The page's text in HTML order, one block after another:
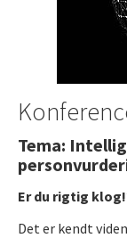
Tema:
Er du rigtig
Det er kendt